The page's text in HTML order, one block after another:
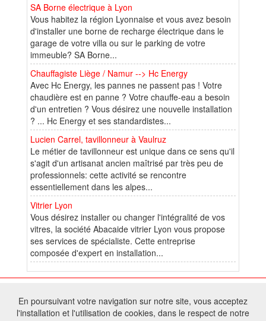
SA Borne électrique à Lyon
Vous habitez la région Lyonnaise et vous avez besoin
d'installer une borne de recharge électrique dans le
garage de votre villa ou sur le parking de votre
immeuble? SA Borne...
Chauffagiste Liège / Namur --> Hc Energy
Avec Hc Energy, les pannes ne passent pas ! Votre
chaudière est en panne ? Votre chauffe-eau a besoin
d'un entretien ? Vous désirez une nouvelle installation
? ... Hc Energy et ses standardistes...
Lucien Carrel, tavillonneur à Vaulruz
Le métier de tavillonneur est unique dans ce sens qu'il
s'agit d'un artisanat ancien maîtrisé par très peu de
professionnels: cette activité se rencontre
essentiellement dans les alpes...
Vitrier Lyon
Vous désirez installer ou changer l'intégralité de vos
vitres, la société Abacaide vitrier Lyon vous propose
ses services de spécialiste. Cette entreprise
composée d'expert en installation...
FontAwesome
Tous droits réservés - Toute reproduction du contenu de ce site, même
En poursuivant votre navigation sur notre site, vous acceptez
l'installation et l'utilisation de cookies, dans le respect de notre